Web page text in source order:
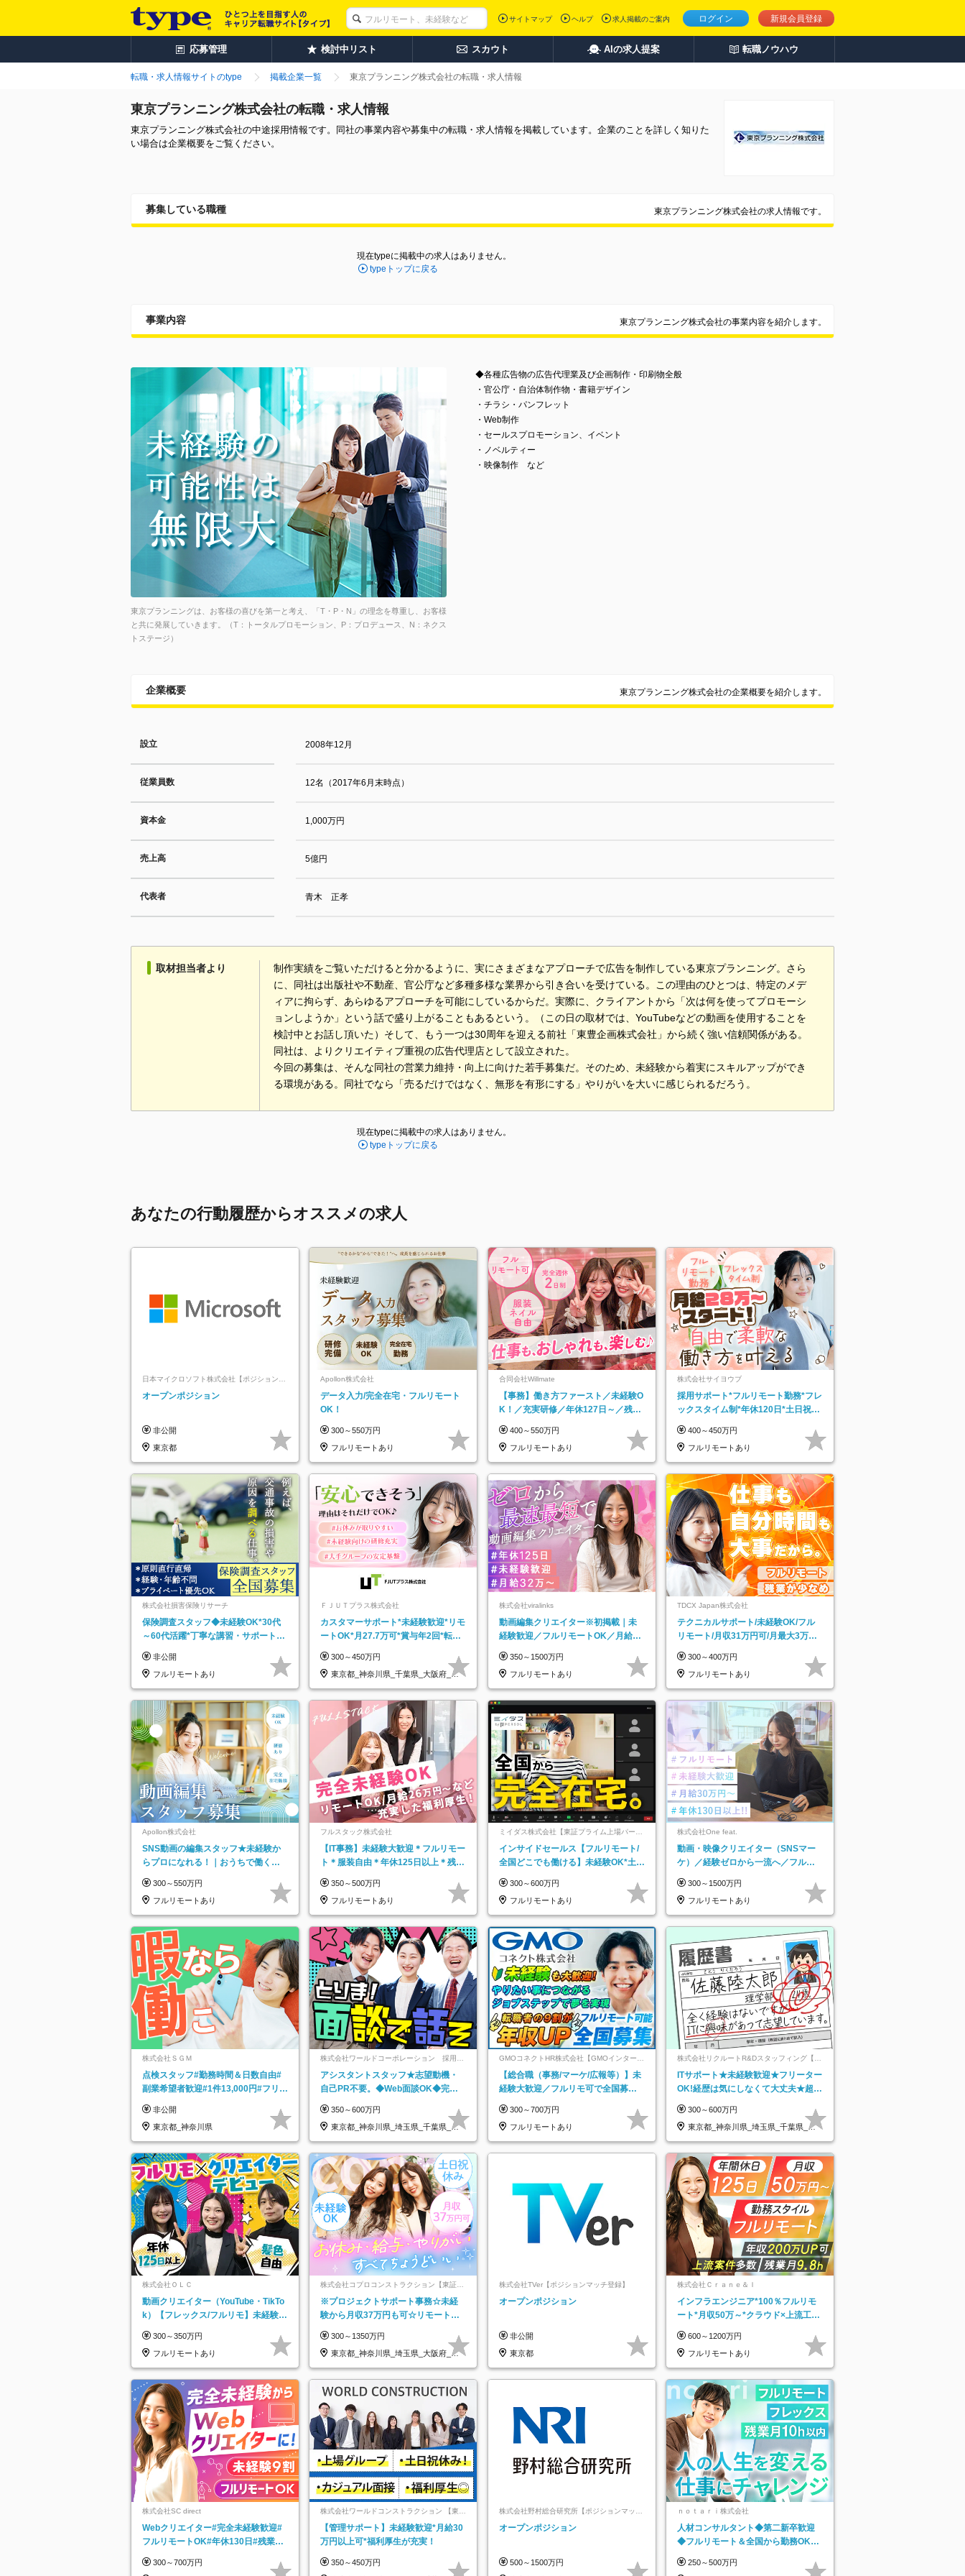
ログイン 新規会員登録
サイトマップ ヘルプ 求人掲載のご案内
応募管理 検討中リスト スカウト AIの求人提案 転職ノウハウ
転職・求人情報サイトのtype 掲載企業一覧 東京プランニング株式会社の転職・求人情報
東京プランニング株式会社の転職・求人情報
東京プランニング株式会社の中途採用情報です。同社の事業内容や募集中の転職・求人情報を掲載しています。企業のことを詳しく知りた
い場合は企業概要をご覧ください。
募集している職種 東京プランニング株式会社の求人情報です。
現在typeに掲載中の求人はありません。
typeトップに戻る
事業内容 東京プランニング株式会社の事業内容を紹介します。
東京プランニングは、お客様の喜びを第一と考え、「T・P・N」の理念を尊重し、お客様
と共に発展していきます。（T：トータルプロモーション、P：プロデュース、N：ネクス
トステージ）
◆各種広告物の広告代理業及び企画制作・印刷物全般
・官公庁・自治体制作物・書籍デザイン
・チラシ・パンフレット
・Web制作
・セールスプロモーション、イベント
・ノベルティー
・映像制作 など
企業概要 東京プランニング株式会社の企業概要を紹介します。
設立 2008年12月
従業員数 12名（2017年6月末時点）
資本金 1,000万円
売上高 5億円
代表者 青木 正孝
取材担当者より
制作実績をご覧いただけると分かるように、実にさまざまなアプローチで広告を制作している東京プランニング。さら
に、同社は出版社や不動産、官公庁など多種多様な業界から引き合いを受けている。この理由のひとつは、特定のメデ
ィアに拘らず、あらゆるアプローチを可能にしているからだ。実際に、クライアントから「次は何を使ってプロモーシ
ョンしようか」という話で盛り上がることもあるという。（この日の取材では、YouTubeなどの動画を使用することを
検討中とお話し頂いた）そして、もう一つは30周年を迎える前社「東豊企画株式会社」から続く強い信頼関係がある。
同社は、よりクリエイティブ重視の広告代理店として設立された。
今回の募集は、そんな同社の営業力維持・向上に向けた若手募集だ。そのため、未経験から着実にスキルアップができ
る環境がある。同社でなら「売るだけではなく、無形を有形にする」やりがいを大いに感じられるだろう。
現在typeに掲載中の求人はありません。
typeトップに戻る
あなたの行動履歴からオススメの求人
日本マイクロソフト株式会社【ポジションマ
ッチ登録】
オープンポジション
非公開
東京都
Apollon株式会社
データ入力/完全在宅・フルリモート
OK！
300～550万円
フルリモートあり
合同会社Willmate
【事務】働き方ファースト／未経験O
K！／充実研修／年休127日～／残業
400～550万円
フルリモートあり
株式会社サイヨウブ
採用サポート*フルリモート勤務*フレ
ックスタイム制*年休120日*土日祝休
400～450万円
フルリモートあり
株式会社損害保険リサーチ
保険調査スタッフ◆未経験OK*30代
～60代活躍*丁寧な講習・サポートあ
託
非公開
フルリモートあり
ＦＪＵＴプラス株式会社
カスタマーサポート*未経験歓迎*リモ
ートOK*月27.7万可*賞与年2回*転勤
300～450万円
東京都_神奈川県_千葉県_大阪府_愛
知県…
株式会社viralinks
動画編集クリエイター※初掲載｜未
経験歓迎／フルリモートOK／月給32
350～1500万円
フルリモートあり
TDCX Japan株式会社
テクニカルサポート/未経験OK/フル
リモート/月収31万円可/月最大3万の
300～400万円
フルリモートあり
Apollon株式会社
SNS動画の編集スタッフ★未経験か
らプロになれる！｜おうちで働くフ
300～550万円
フルリモートあり
フルスタック株式会社
【IT事務】未経験大歓迎＊フルリモー
ト＊服装自由＊年休125日以上＊残業
350～500万円
フルリモートあり
ミイダス株式会社【東証プライム上場パーソ
インサイドセールス【フルリモート/
全国どこでも働ける】未経験OK*土日
300～600万円
フルリモートあり
株式会社One feat.
動画・映像クリエイター（SNSマー
ケ）／経験ゼロから一流へ／フルリ
日以上
300～1500万円
フルリモートあり
株式会社ＳＧＭ
点検スタッフ#勤務時間＆日数自由#
副業希望者歓迎#1件13,000円#フリー
非公開
東京都_神奈川県
株式会社ワールドコーポレーション 採用事
アシスタントスタッフ★志望動機・
自己PR不要。◆Web面談OK◆完全
350～600万円
東京都_神奈川県_埼玉県_千葉県_大
阪府…
GMOコネクトHR株式会社【GMOインターネ
ットグループ】
【総合職（事務/マーケ/広報等）】未
経験大歓迎／フルリモ可で全国募
★
300～700万円
フルリモートあり
株式会社リクルートR&Dスタッフィング【リ
クルートグループ】
ITサポート★未経験歓迎★フリーター
OK!経歴は気にしなくて大丈夫★超大
300～600万円
東京都_神奈川県_埼玉県_千葉県_大
阪府…
株式会社ＯＬＣ
動画クリエイター（YouTube・TikTo
k）【フレックス/フルリモ】未経験O
300～350万円
フルリモートあり
株式会社コプロコンストラクション【東証プ
ライム上場コプロ・ホールディングス子会
社】
※プロジェクトサポート事務☆未経
験から月収37万円も可☆リモート研
b
300～1350万円
東京都_神奈川県_埼玉県_大阪府_愛
知県…
株式会社TVer【ポジションマッチ登録】
オープンポジション
非公開
東京都
株式会社Ｃｒａｎｅ＆Ｉ
インフラエンジニア*100％フルリモ
ート*月収50万～*クラウド×上流工程
600～1200万円
フルリモートあり
株式会社SC direct
Webクリエイター#完全未経験歓迎#
フルリモートOK#年休130日#残業月
300～700万円
株式会社ワールドコンストラクション 【東証
一部】 (ワールドホールディングス・グルー
プ)【管理サポート】未経験歓迎*月給30
万円以上可*福利厚生が充実！
350～450万円
株式会社野村総合研究所【ポジションマッチ
オープンポジション
500～1500万円
ｎｏｔａｒｉ株式会社
人材コンサルタント◆第二新卒歓迎
◆フルリモート＆全国から勤務OK◆
250～500万円